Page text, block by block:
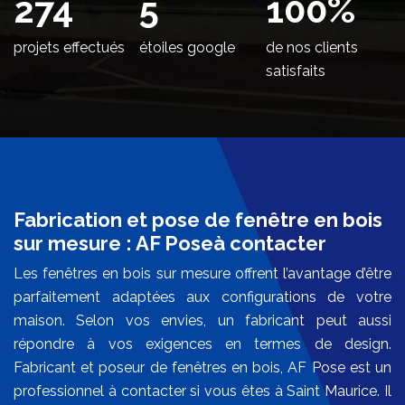
340
projets effectués
5
étoiles google
100%
de nos clients
satisfaits
Fabrication et pose de fenêtre en bois
sur mesure : AF Poseà contacter
Les fenêtres en bois sur mesure offrent l’avantage d’être
parfaitement adaptées aux configurations de votre
maison. Selon vos envies, un fabricant peut aussi
répondre à vos exigences en termes de design.
Fabricant et poseur de fenêtres en bois, AF Pose est un
professionnel à contacter si vous êtes à Saint Maurice. Il